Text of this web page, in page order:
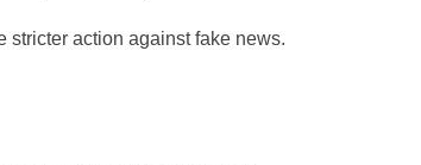
stricter action against fake news.